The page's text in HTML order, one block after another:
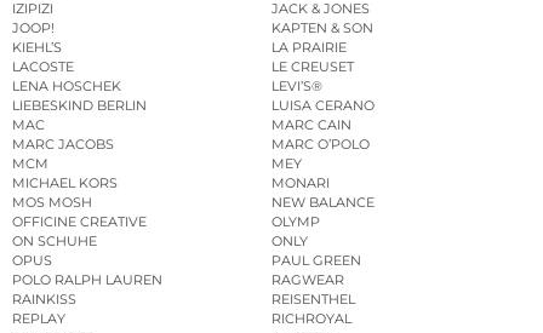
IZIPIZI
JACK & JONES
JOOP!
KAPTEN & SON
KIEHL’S
LA PRAIRIE
LACOSTE
LE CREUSET
LENA HOSCHEK
LEVI’S®
LIEBESKIND BERLIN
LUISA CERANO
MAC
MARC CAIN
MARC JACOBS
MARC O’POLO
MCM
MEY
MICHAEL KORS
MONARI
MOS MOSH
NEW BALANCE
OFFICINE CREATIVE
OLYMP
ON SCHUHE
ONLY
OPUS
PAUL GREEN
POLO RALPH LAUREN
RAGWEAR
RAINKISS
REISENTHEL
REPLAY
RICHROYAL